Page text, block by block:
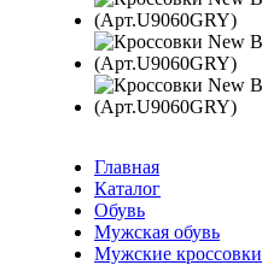
Главная
Каталог
Обувь
Мужская обувь
Мужские кроссовки